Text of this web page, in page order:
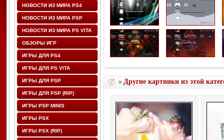
НОВОСТИ ИЗ МИРА PS4
НОВОСТИ ИЗ МИРА PSP
НОВОСТИ ИЗ МИРА PS VITA
ОБЗОРЫ ИГР
ИГРЫ ДЛЯ PS4
ИГРЫ ДЛЯ PS VITA
ИГРЫ ДЛЯ PSP
ИГРЫ ДЛЯ PSP (RIP)
ИГРЫ PSP MINIS
ИГРЫ PSX
ИГРЫ PSX (RIP)
» Другие картинки из этой